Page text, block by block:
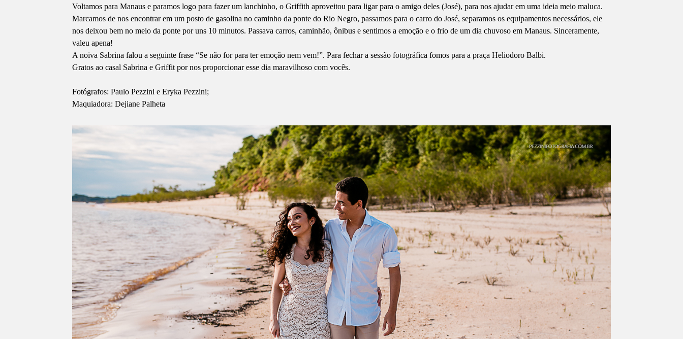
Voltamos para Manaus e paramos logo para fazer um lanchinho, o Griffith aproveitou para ligar para o amigo deles (José), para nos ajudar em uma ideia meio maluca.
Marcamos de nos encontrar em um posto de gasolina no caminho da ponte do Rio Negro, passamos para o carro do José, separamos os equipamentos necessários, ele
nos deixou bem no meio da ponte por uns 10 minutos. Passava carros, caminhão, ônibus e sentimos a emoção e o frio de um dia chuvoso em Manaus. Sinceramente,
valeu apena!
A noiva Sabrina falou a seguinte frase “Se não for para ter emoção nem vem!”. Para fechar a sessão fotográfica fomos para a praça Heliodoro Balbi.
Gratos ao casal Sabrina e Griffit por nos proporcionar esse dia maravilhoso com vocês.
Fotógrafos: Paulo Pezzini e Eryka Pezzini;
Maquiadora: Dejiane Palheta